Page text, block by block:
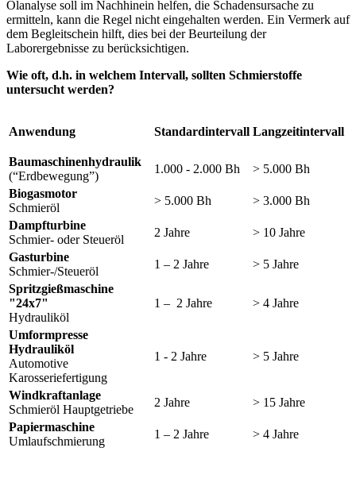
Ölanalyse soll im Nachhinein helfen, die Schadensursache zu
ermitteln, kann die Regel nicht eingehalten werden. Ein Vermerk auf
dem Begleitschein hilft, dies bei der Beurteilung der
Laborergebnisse zu berücksichtigen.
Wie oft, d.h. in welchem Intervall, sollten Schmierstoffe
untersucht werden?
Anwendung Standardintervall Langzeitintervall
Baumaschinenhydraulik
(“Erdbewegung”)
1.000 - 2.000 Bh
> 5.000 Bh
Biogasmotor
Schmieröl
> 5.000 Bh
> 3.000 Bh
Dampfturbine
Schmier- oder Steueröl
2 Jahre
> 10 Jahre
Gasturbine
Schmier-/Steueröl
1 – 2 Jahre
> 5 Jahre
Spritzgießmaschine
"24x7"
Hydrauliköl
1 – 2 Jahre > 4 Jahre
Umformpresse
Hydrauliköl
Automotive
Karosseriefertigung
1 - 2 Jahre > 5 Jahre
Windkraftanlage
Schmieröl Hauptgetriebe
2 Jahre
> 15 Jahre
Papiermaschine
Umlaufschmierung
1 – 2 Jahre > 4 Jahre